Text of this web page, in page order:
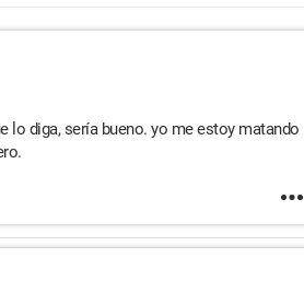
lo diga, sería bueno. yo me estoy matando